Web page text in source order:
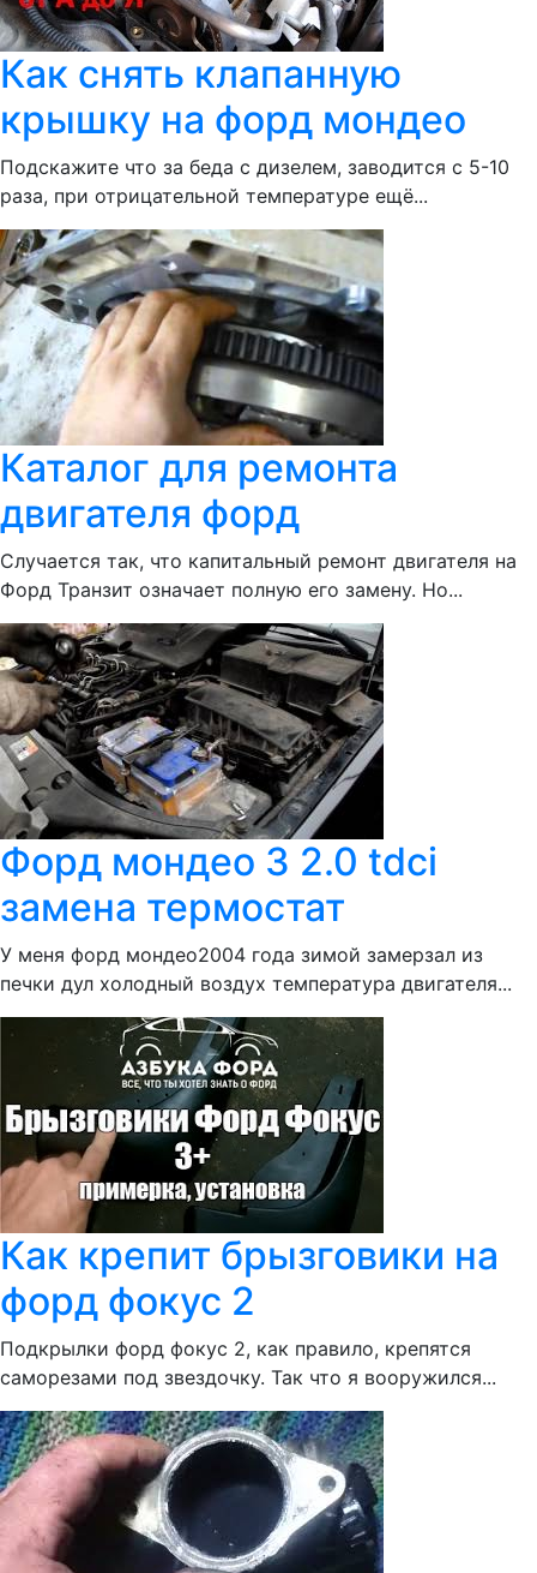
Как снять клапанную
крышку на форд мондео
Подскажите что за беда с дизелем, заводится с 5-10
раза, при отрицательной температуре ещё...
Каталог для ремонта
двигателя форд
Случается так, что капитальный ремонт двигателя на
Форд Транзит означает полную его замену. Но...
Форд мондео 3 2.0 tdci
замена термостат
У меня форд мондео2004 года зимой замерзал из
печки дул холодный воздух температура двигателя...
Как крепит брызговики на
форд фокус 2
Подкрылки форд фокус 2, как правило, крепятся
саморезами под звездочку. Так что я вооружился...